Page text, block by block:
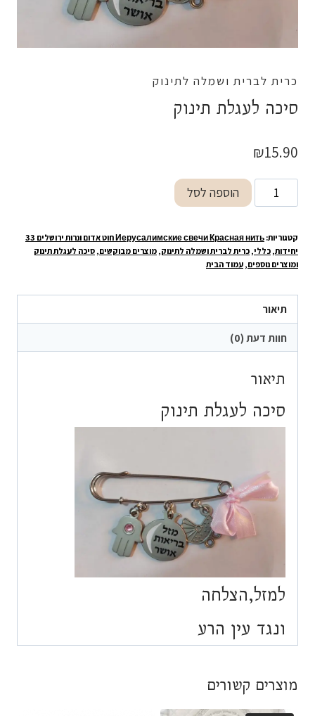
כרית לברית ושמלה לתינוק
סיכה לעגלת תינוק
₪15.90
כמות
של
לעגלת
תינוק
הוספה לסל
קטגוריות:
Иерусалимские свечи Красная нить חוט אדום ונרות ירושלים 33
יחידות, כללי, כרית לברית ושמלה לתינוק, מוצרים מבוקשים, סיכה לעגלת תינוק
ומוצרים נוספים, עמוד הבית
תיאור
חוות דעת (0)
תיאור
סיכה לעגלת תינוק
למזל,הצלחה
ונגד עין הרע
מוצרים קשורים